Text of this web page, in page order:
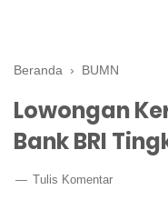
Beranda › BUMN
Lowongan
Bank BRI
Tulis Komentar